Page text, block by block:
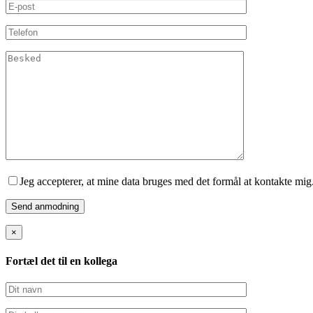
Jeg accepterer, at mine data bruges med det formål at kontakte mig.
×
Fortæl det til en kollega